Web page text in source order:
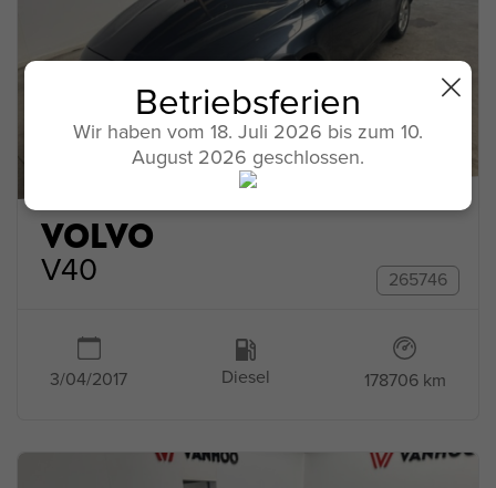
VOLVO
V40 265746
3/04/2017 Diesel 178706 km
Betriebsferien
Wir haben vom 18. Juli 2026 bis zum 10.
August 2026 geschlossen.